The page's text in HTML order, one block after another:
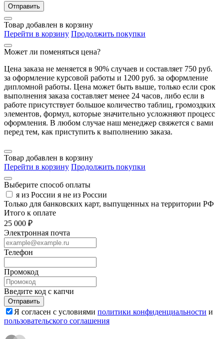
Отправить
Товар добавлен в корзину
Перейти в корзину Продолжить покупки
Может ли поменяться цена?
Цена заказа не меняется в 90% случаев и составляет 750 руб.
за оформление курсовой работы и 1200 руб. за оформление
дипломной работы. Цена может быть выше, только если срок
выполнения заказа составляет менее 24 часов, либо если в
работе присутствует большое количество таблиц, громоздких
элементов, формул, которые значительно усложняют процесс
оформления. В любом случае наш менеджер свяжется с вами
перед тем, как приступить к выполнению заказа.
Товар добавлен в корзину
Перейти в корзину Продолжить покупки
Выберите способ оплаты
я из России я не из России
Только для банковских карт, выпущенных на территории РФ
Итого к оплате
25 000 ₽
Электронная почта
Телефон
Промокод
Введите код с капчи
Отправить
Я согласен с условиями политики конфиденциальности и
пользовательского соглашения